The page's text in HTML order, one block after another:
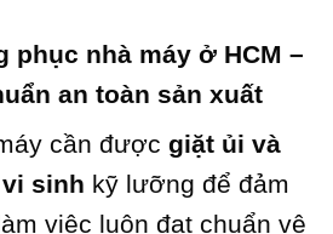
phục nhà máy ở HCM –
an toàn sản xuất
cần được giặt ủi và
sinh kỹ lưỡng để đảm
việc luôn đạt chuẩn vệ